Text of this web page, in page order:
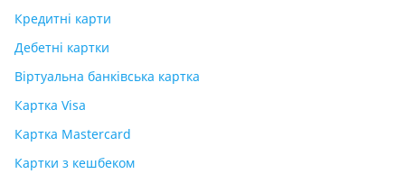
Кредитні карти
Дебетні картки
Віртуальна банківська картка
Картка Visa
Картка Mastercard
Картки з кешбеком